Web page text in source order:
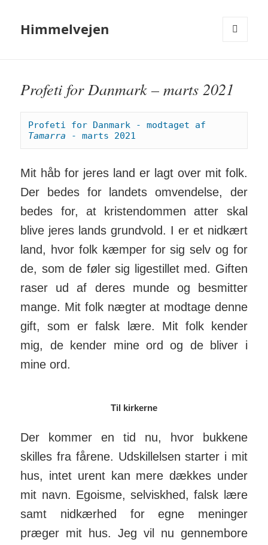
Himmelvejen
Profeti for Danmark – marts 2021
Tamarra - marts 2021
Mit håb for jeres land er lagt over mit folk.
Der bedes for landets om­ven­delse, der
bedes for, at kristen­dommen atter skal
blive jeres lands grund­vold. I er et nidkært
land, hvor folk kæmper for sig selv og for
de, som de føler sig lige­stillet med. Giften
raser ud af deres munde og be­smitter
mange. Mit folk nægter at mod­tage denne
gift, som er falsk lære. Mit folk kender
mig, de kender mine ord og de bliver i
mine ord.
Til kirkerne
Der kommer en tid nu, hvor bukkene
skilles fra fårene. Ud­skil­lelsen starter i mit
hus, intet urent kan mere dækkes under
mit navn. Egoisme, selviskhed, falsk lære
samt nid­kærhed for egne meninger
præger mit hus. Jeg vil nu gennem­bore